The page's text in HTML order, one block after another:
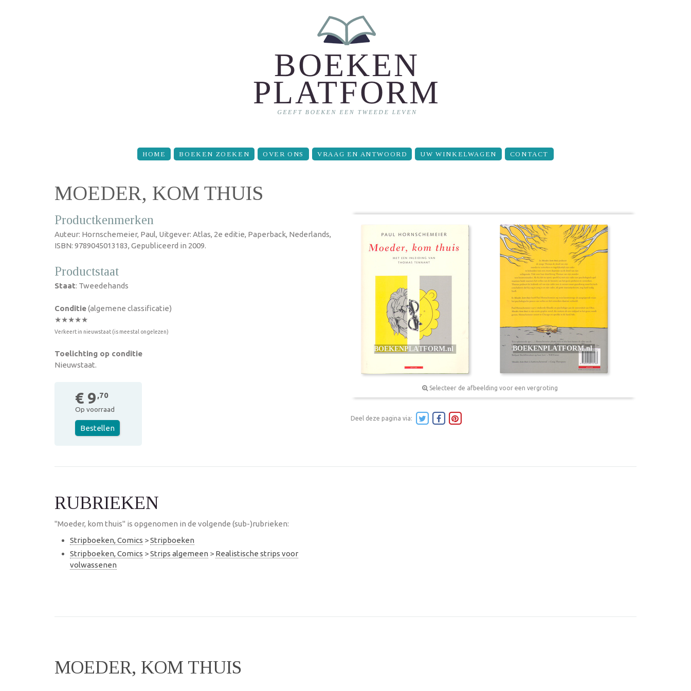
HOME BOEKEN ZOEKEN OVER ONS VRAAG EN ANTWOORD UW WINKELWAGEN CONTACT
MOEDER, KOM THUIS
Productkenmerken
Auteur: Hornschemeier, Paul, Uitgever: Atlas, 2e editie, Paperback, Nederlands,
ISBN: 9789045013183, Gepubliceerd in 2009.
Productstaat
Staat: Tweedehands
Conditie(algemene classificatie)
★★★★★
Verkeert in nieuwstaat (is meestal ongelezen)
Toelichting op conditie
Nieuwstaat.
€ 9 ,70
Op voorraad
Bestellen
Selecteer de afbeelding voor een vergroting
Deel deze pagina via:
RUBRIEKEN
"Moeder, kom thuis" is opgenomen in de volgende (sub-)rubrieken:
Stripboeken, Comics >Stripboeken
Stripboeken, Comics >Strips algemeen > Realistische strips voor
volwassenen
MOEDER, KOM THUIS